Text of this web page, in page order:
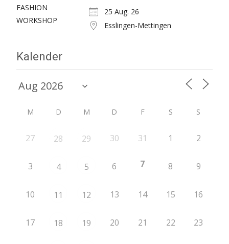
25 Aug. 26
Esslingen-Mettingen
Kalender
M D M D F S S
27 28 29 30 31 1 2
3 4 5 6 7 8 9
10 11 12 13 14 15 16
17 18 19 20 21 22 23